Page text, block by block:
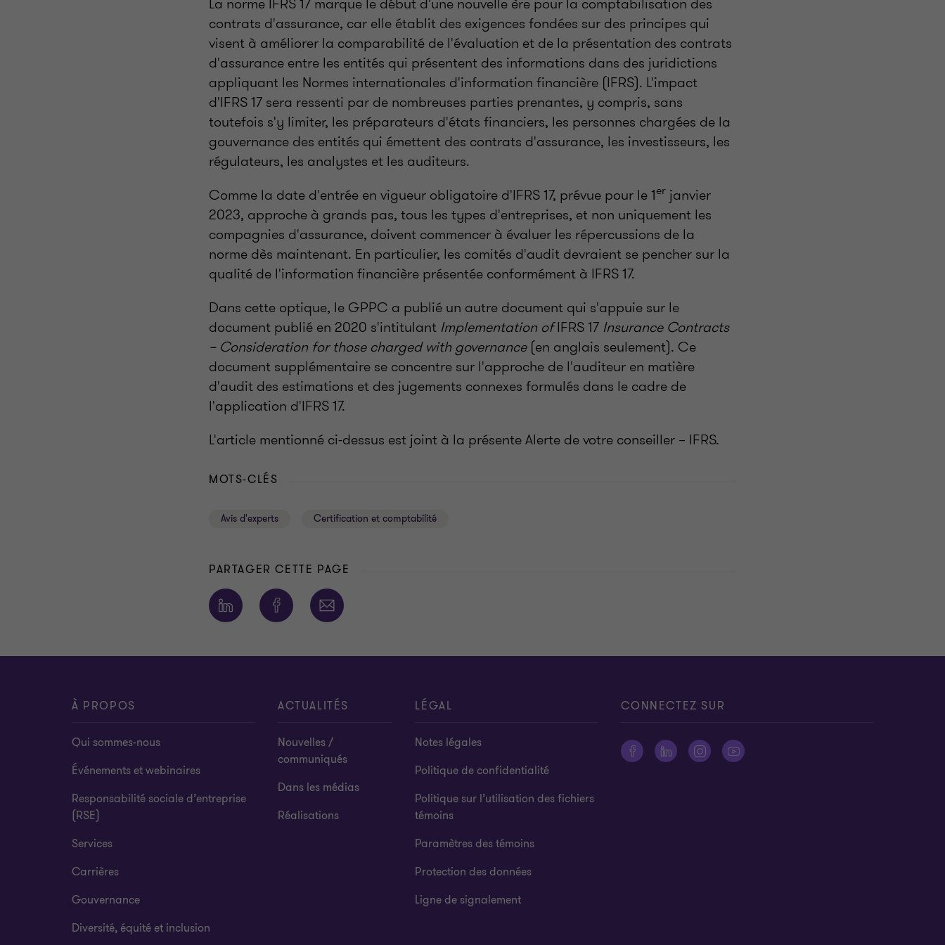
contrats d'assurance, car elle établit des exigences fondées sur des principes qui
visent à améliorer la comparabilité de l'évaluation et de la présentation des contrats
d'assurance entre les entités qui présentent des informations dans des juridictions
appliquant les Normes internationales d'information financière (IFRS). L'impact
d'IFRS 17 sera ressenti par de nombreuses parties prenantes, y compris, sans
toutefois s'y limiter, les préparateurs d'états financiers, les personnes chargées de la
gouvernance des entités qui émettent des contrats d'assurance, les investisseurs, les
régulateurs, les analystes et les auditeurs.
Comme la date d'entrée en vigueur obligatoire d'IFRS 17, prévue pour le 1er janvier
2023, approche à grands pas, tous les types d'entreprises, et non uniquement les
compagnies d'assurance, doivent commencer à évaluer les répercussions de la
norme dès maintenant. En particulier, les comités d'audit devraient se pencher sur la
qualité de l'information financière présentée conformément à IFRS 17.
Dans cette optique, le GPPC a publié un autre document qui s'appuie sur le
document publié en 2020 s'intitulant Implementation ofIFRS 17 Insurance Contracts
– Consideration for those charged with governance(en anglais seulement). Ce
document supplémentaire se concentre sur l'approche de l'auditeur en matière
d'audit des estimations et des jugements connexes formulés dans le cadre de
l'application d'IFRS 17.
L'article mentionné ci-dessus est joint à la présente Alerte de votre conseiller – IFRS.
MOTS-CLÉS
Avis d'experts Certification et comptabilité
PARTAGER CETTE PAGE
À PROPOS
Qui sommes-nous
Événements et webinaires
Responsabilité sociale d’entreprise
(RSE)
Services
Carrières
Gouvernance
Diversité, équité et inclusion
ACTUALITÉS
Nouvelles /
communiqués
Dans les médias
Réalisations
LÉGAL
Notes légales
Politique de confidentialité
Politique sur l’utilisation des fichiers
témoins
Paramètres des témoins
Protection des données
Ligne de signalement
CONNECTEZ SUR